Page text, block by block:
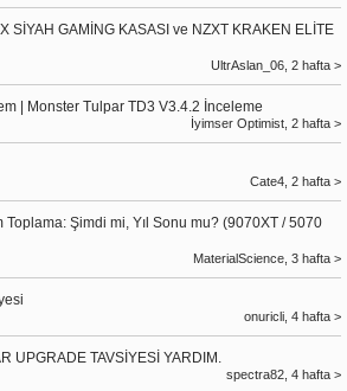
SİYAH GAMİNG KASASI ve NZXT KRAKEN ELİTE
UltrAslan_06, 2 hafta >
| Monster Tulpar TD3 V3.4.2 İnceleme
İyimser Optimist, 2 hafta >
Cate4, 2 hafta >
Toplama: Şimdi mi, Yıl Sonu mu? (9070XT / 5070
MaterialScience, 3 hafta >
onuricli, 4 hafta >
UPGRADE TAVSİYESİ YARDIM.
spectra82, 4 hafta >